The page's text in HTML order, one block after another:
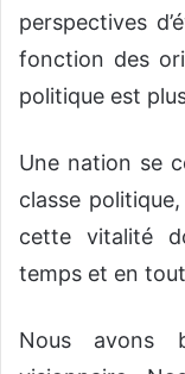
perspectives
fonction des
politique est
Une nation se
classe
cette vitalité
temps et en
Nous avons